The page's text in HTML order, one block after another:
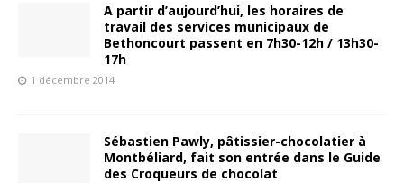
A partir d’aujourd’hui, les horaires de
travail des services municipaux de
Bethoncourt passent en 7h30-12h / 13h30-
17h
1 décembre 2014
Sébastien Pawly, pâtissier-chocolatier à
Montbéliard, fait son entrée dans le Guide
des Croqueurs de chocolat